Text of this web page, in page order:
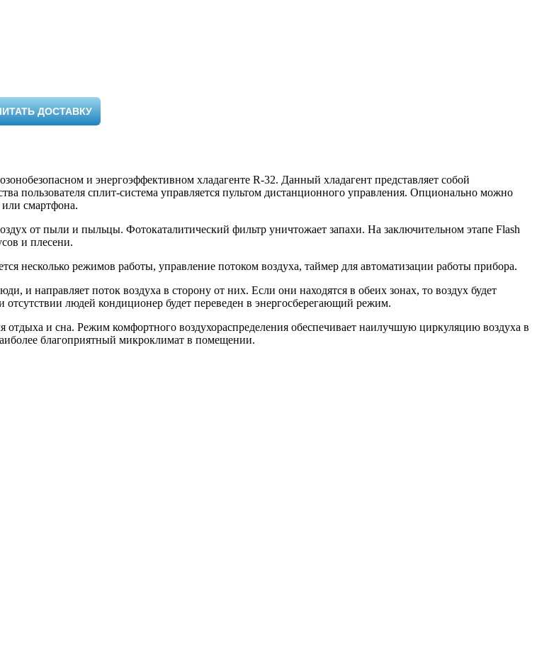
ДОСТАВКУ
и энергоэффективном хладагенте R-32. Данный хладагент представляет собой
пользователя сплит-система управляется пультом дистанционного управления. Опционально можно
смартфона.
от пыли и пыльцы. Фотокаталитический фильтр уничтожает запахи. На заключительном этапе Flash
и плесени.
несколько режимов работы, управление потоком воздуха, таймер для автоматизации работы прибора.
и направляет поток воздуха в сторону от них. Если они находятся в обеих зонах, то воздух будет
людей кондиционер будет переведен в энергосберегающий режим.
отдыха и сна. Режим комфортного воздухораспределения обеспечивает наилучшую циркуляцию воздуха в
благоприятный микроклимат в помещении.